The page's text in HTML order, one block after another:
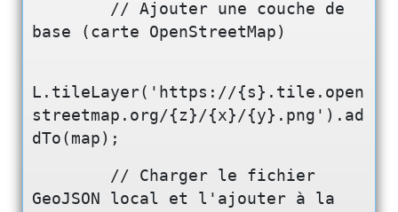
// Ajouter une couche de
base (carte OpenStreetMap)
L.tileLayer('https://{s}.tile.open
streetmap.org/{z}/{x}/{y}.png').ad
dTo(map);
// Charger le fichier
GeoJSON local et l'ajouter à la